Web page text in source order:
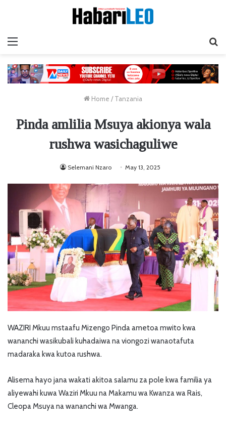
Home / Tanzania
Pinda amlilia Msuya akionya wala
rushwa wasichaguliwe
Selemani Nzaro May 13, 2025
WAZIRI Mkuu mstaafu Mizengo Pinda ametoa mwito kwa
wananchi wasikubali kuhadaiwa na viongozi wanaotafuta
madaraka kwa kutoa rushwa.
Alisema hayo jana wakati akitoa salamu za pole kwa familia ya
aliyewahi kuwa Waziri Mkuu na Makamu wa Kwanza wa Rais,
Cleopa Msuya na wananchi wa Mwanga.